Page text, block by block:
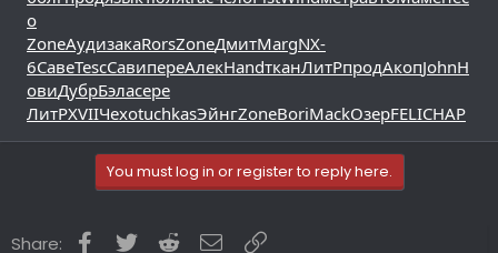
о
ZoneАудизакаRorsZoneДмитMargNX-
6СавеTescСавипереАлекHandтканЛитРпродАкопJohnН
овиДубрБэласере
ЛитРXVIIЧехоtuchkasЭйнгZoneBoriMackОзерFELICHAP
You must log in or register to reply here.
Share: Facebook
TwitterRedditEmailLink